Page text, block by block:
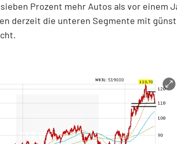
Prozent mehr Autos als vor einem
derzeit die unteren Segmente mit